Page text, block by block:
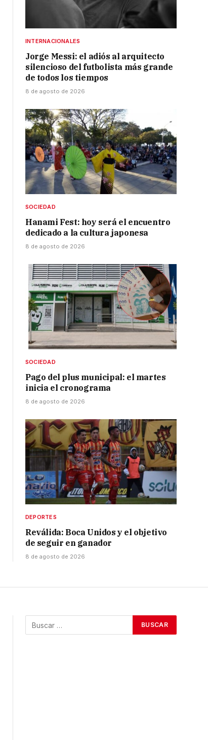
INTERNACIONALES
Jorge Messi: el adiós al arquitecto
silencioso del futbolista más grande
de todos los tiempos
8 de agosto de 2026
SOCIEDAD
Hanami Fest: hoy será el encuentro
dedicado a la cultura japonesa
8 de agosto de 2026
SOCIEDAD
Pago del plus municipal: el martes
inicia el cronograma
8 de agosto de 2026
DEPORTES
Reválida: Boca Unidos y el objetivo
de seguir en ganador
8 de agosto de 2026